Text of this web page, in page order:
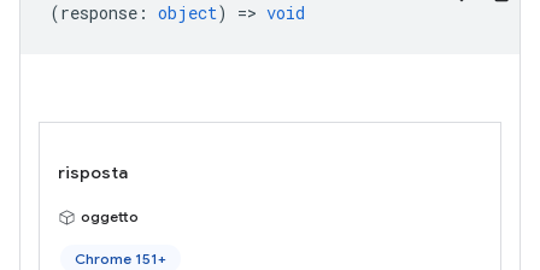
(response : object) => void
risposta
oggetto
Chrome 151+